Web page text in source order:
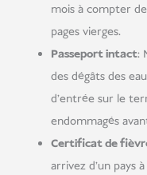
mois à compter
pages vierges.
Passeport intact:
des dégâts des
d'entrée sur le
endommagés
Certificat de
arrivez d'un pays